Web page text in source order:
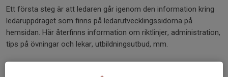
Ett första steg är att ledaren går igenom den information kring
ledaruppdraget som finns på ledarutvecklingssidorna på
hemsidan. Här återfinns information om riktlinjer, administration,
tips på övningar och lekar, utbildningsutbud, mm.